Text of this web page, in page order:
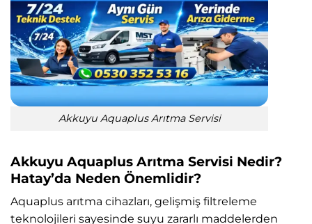
Akkuyu Aquaplus Arıtma Servisi
Akkuyu Aquaplus Arıtma Servisi Nedir?
Hatay’da Neden Önemlidir?
Aquaplus arıtma cihazları, gelişmiş filtreleme
teknolojileri sayesinde suyu zararlı maddelerden